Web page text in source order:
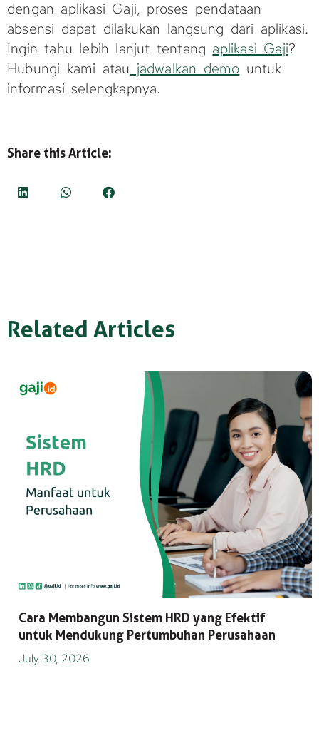
dengan aplikasi Gaji, proses pendataan
absensi dapat dilakukan langsung dari aplikasi.
Ingin tahu lebih lanjut tentang aplikasi Gaji?
Hubungi kami atau jadwalkan demo untuk
informasi selengkapnya.
Share this Article:
Related Articles
Cara Membangun Sistem HRD yang Efektif
untuk Mendukung Pertumbuhan Perusahaan
July 30, 2026